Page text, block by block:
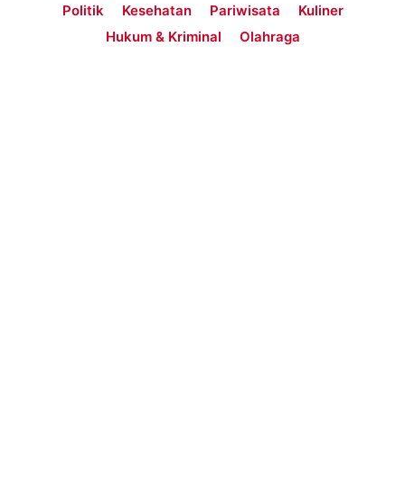
Politik
Kesehatan Pariwisata
Kuliner
Hukum & Kriminal
Olahraga